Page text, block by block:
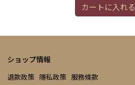
カートに入れる
ショップ情報
退款政策 隱私政策 服務條款